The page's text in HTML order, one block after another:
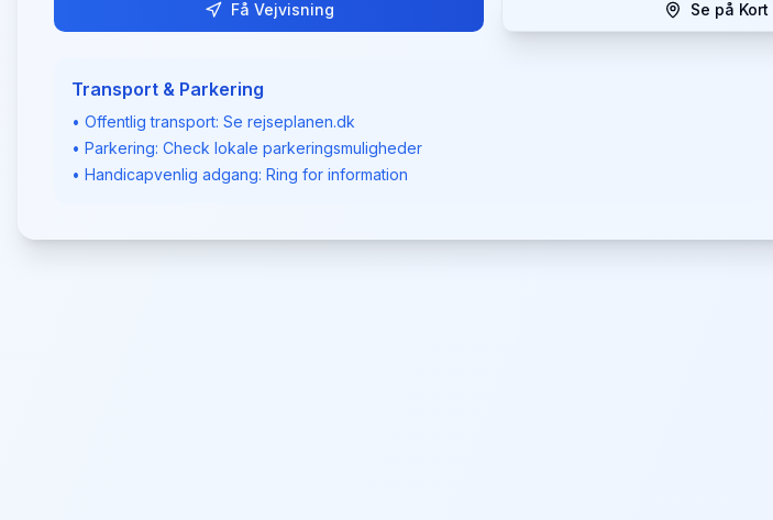
Få Vejvisning Se på Kort
Transport & Parkering
• Offentlig transport: Se rejseplanen.dk
• Parkering: Check lokale parkeringsmuligheder
• Handicapvenlig adgang: Ring for information